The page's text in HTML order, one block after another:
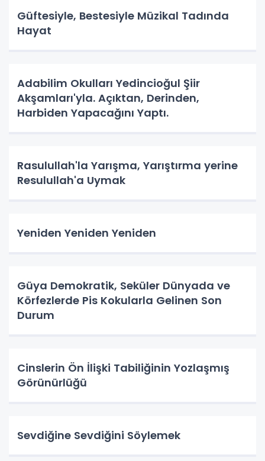
Güftesiyle, Bestesiyle Müzikal Tadında
Hayat
Adabilim Okulları Yedincioğul Şiir
Akşamları'yla. Açıktan, Derinden,
Harbiden Yapacağını Yaptı.
Rasulullah'la Yarışma, Yarıştırma yerine
Resulullah'a Uymak
Yeniden Yeniden Yeniden
Güya Demokratik, Seküler Dünyada ve
Körfezlerde Pis Kokularla Gelinen Son
Durum
Cinslerin Ön İlişki Tabiliğinin Yozlaşmış
Görünürlüğü
Sevdiğine Sevdiğini Söylemek